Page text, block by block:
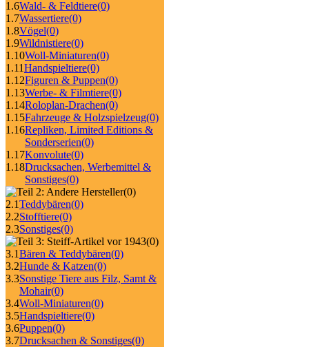
1.6Wald- & Feldtiere(0)
1.7Wassertiere(0)
1.8Vögel(0)
1.9Wildnistiere(0)
1.10Woll-Miniaturen(0)
1.11Handspieltiere(0)
1.12Figuren & Puppen(0)
1.13Werbe- & Filmtiere(0)
1.14Roloplan-Drachen(0)
1.15Fahrzeuge & Holzspielzeug(0)
1.16Repliken, Limited Editions &
Sonderserien(0)
1.17Konvolute(0)
1.18Drucksachen, Werbemittel &
Sonstiges(0)
(0)
2.1Teddybären(0)
2.2Stofftiere(0)
2.3Sonstiges(0)
(0)
3.1Bären & Teddybären(0)
3.2Hunde & Katzen(0)
3.3Sonstige Tiere aus Filz, Samt &
Mohair(0)
3.4Woll-Miniaturen(0)
3.5Handspieltiere(0)
3.6Puppen(0)
3.7Drucksachen & Sonstiges(0)